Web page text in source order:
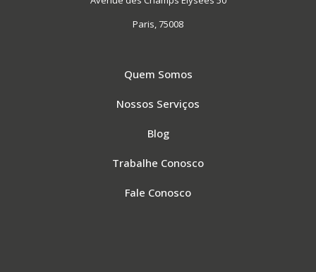
Paris, 75008
Quem Somos
Nossos Serviços
Blog
Trabalhe Conosco
Fale Conosco